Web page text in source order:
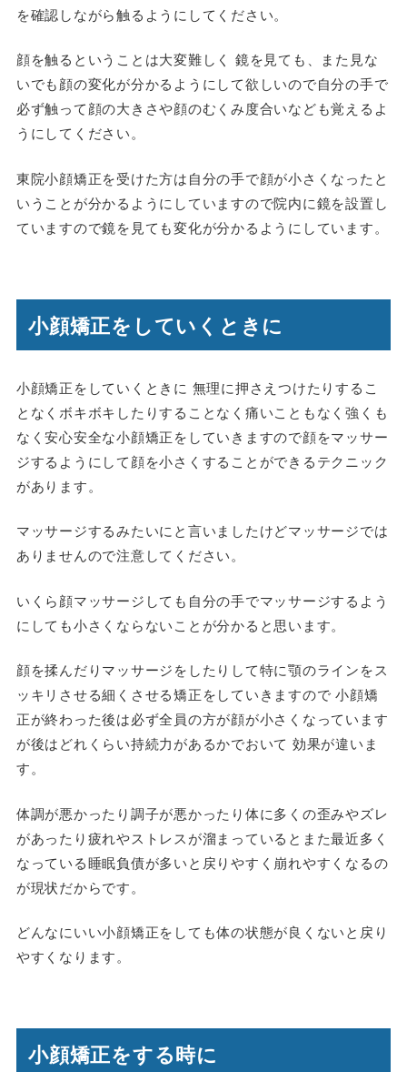
を確認しながら触るようにしてください。
顔を触るということは大変難しく 鏡を見ても、また見な
いでも顔の変化が分かるようにして欲しいので自分の手で
必ず触って顔の大きさや顔のむくみ度合いなども覚えるよ
うにしてください。
東院小顔矯正を受けた方は自分の手で顔が小さくなったと
いうことが分かるようにしていますので院内に鏡を設置し
ていますので鏡を見ても変化が分かるようにしています。
小顔矯正をしていくときに
小顔矯正をしていくときに 無理に押さえつけたりするこ
となくボキボキしたりすることなく痛いこともなく強くも
なく安心安全な小顔矯正をしていきますので顔をマッサー
ジするようにして顔を小さくすることができるテクニック
があります。
マッサージするみたいにと言いましたけどマッサージでは
ありませんので注意してください。
いくら顔マッサージしても自分の手でマッサージするよう
にしても小さくならないことが分かると思います。
顔を揉んだりマッサージをしたりして特に顎のラインをス
ッキリさせる細くさせる矯正をしていきますので 小顔矯
正が終わった後は必ず全員の方が顔が小さくなっています
が後はどれくらい持続力があるかでおいて 効果が違いま
す。
体調が悪かったり調子が悪かったり体に多くの歪みやズレ
があったり疲れやストレスが溜まっているとまた最近多く
なっている睡眠負債が多いと戻りやすく崩れやすくなるの
が現状だからです。
どんなにいい小顔矯正をしても体の状態が良くないと戻り
やすくなります。
小顔矯正をする時に